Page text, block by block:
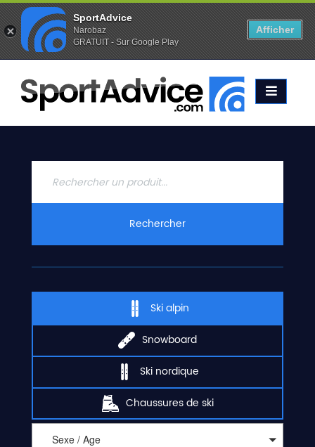
Favoris (0) Alertes (0)
ACCUEIL
SKIS
2020
CONTACT
Rechercher
Ski alpin
Snowboard
Ski nordique
Chaussures de ski
Sexe / Age
SportAdvice
Narobaz
GRATUIT - Sur Google Play
Afficher